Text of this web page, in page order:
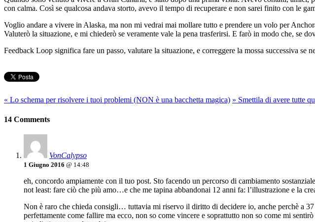
con calma. Così se qualcosa andava storto, avevo il tempo di recuperare e non sarei finito con le
Voglio andare a vivere in Alaska, ma non mi vedrai mai mollare tutto e prendere un volo per
Valuterò la situazione, e mi chiederò se veramente vale la pena trasferirsi. E farò in modo che, se
Feedback Loop significa fare un passo, valutare la situazione, e correggere la mossa successiva se
« Lo schema per risolvere i tuoi problemi (NON è una bacchetta magica) » Smettila di avere tutte
14 Comments
VonCalypso
1 Giugno 2016 @ 14:48
eh, concordo ampiamente con il tuo post. Sto facendo un percorso di cambiamento
not least: fare ciò che più amo…e che me tapina abbandonai 12 anni fa: l’illustrazione e la
Non è raro che chieda consigli… tuttavia mi riservo il diritto di decidere io, anche perchè a
perfettamente come fallire ma ecco, non so come vincere e soprattutto non so come mi